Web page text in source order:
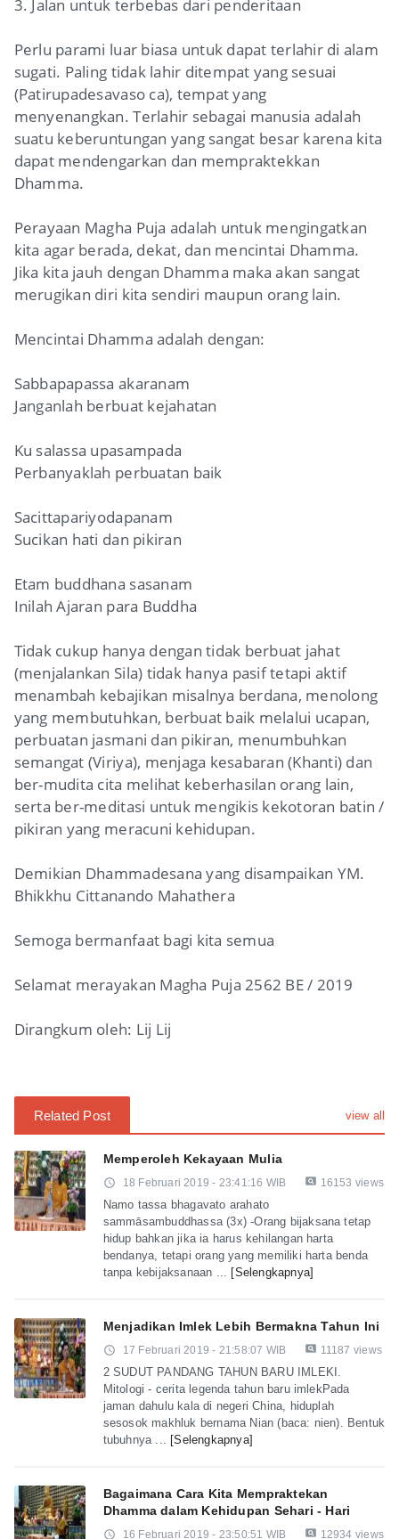
3. Jalan untuk terbebas dari penderitaan
Perlu parami luar biasa untuk dapat terlahir di alam
sugati. Paling tidak lahir ditempat yang sesuai
(Patirupadesavaso ca), tempat yang
menyenangkan. Terlahir sebagai manusia adalah
suatu keberuntungan yang sangat besar karena kita
dapat mendengarkan dan mempraktekkan
Dhamma.
Perayaan Magha Puja adalah untuk mengingatkan
kita agar berada, dekat, dan mencintai Dhamma.
Jika kita jauh dengan Dhamma maka akan sangat
merugikan diri kita sendiri maupun orang lain.
Mencintai Dhamma adalah dengan:
Sabbapapassa akaranam
Janganlah berbuat kejahatan
Ku salassa upasampada
Perbanyaklah perbuatan baik
Sacittapariyodapanam
Sucikan hati dan pikiran
Etam buddhana sasanam
Inilah Ajaran para Buddha
Tidak cukup hanya dengan tidak berbuat jahat
(menjalankan Sila) tidak hanya pasif tetapi aktif
menambah kebajikan misalnya berdana, menolong
yang membutuhkan, berbuat baik melalui ucapan,
perbuatan jasmani dan pikiran, menumbuhkan
semangat (Viriya), menjaga kesabaran (Khanti) dan
ber-mudita cita melihat keberhasilan orang lain,
serta ber-meditasi untuk mengikis kekotoran batin /
pikiran yang meracuni kehidupan.
Demikian Dhammadesana yang disampaikan YM.
Bhikkhu Cittanando Mahathera
Semoga bermanfaat bagi kita semua
Selamat merayakan Magha Puja 2562 BE / 2019
Dirangkum oleh: Lij Lij
Related Post view all
Memperoleh Kekayaan Mulia
access_time 18 Februari 2019 - 23:41:16 WIB pageview 16153 views
Namo tassa bhagavato arahato
sammāsambuddhassa (3x) -Orang bijaksana tetap
hidup bahkan jika ia harus kehilangan harta
bendanya, tetapi orang yang memiliki harta benda
tanpa kebijaksanaan ... [Selengkapnya]
Menjadikan Imlek Lebih Bermakna Tahun Ini
access_time 17 Februari 2019 - 21:58:07 WIB pageview 11187 views
2 SUDUT PANDANG TAHUN BARU IMLEKI.
Mitologi - cerita legenda tahun baru imlekPada
jaman dahulu kala di negeri China, hiduplah
sesosok makhluk bernama Nian (baca: nien). Bentuk
tubuhnya ... [Selengkapnya]
Bagaimana Cara Kita Mempraktekan
Dhamma dalam Kehidupan Sehari - Hari
access_time 16 Februari 2019 - 23:50:51 WIB pageview 12934 views